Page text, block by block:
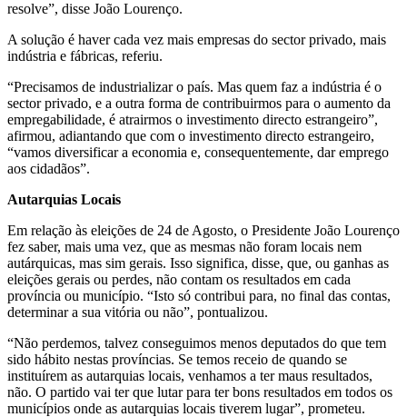
resolve”, disse João Lourenço.
A solução é haver cada vez mais empresas do sector privado, mais
indústria e fábricas, referiu.
“Precisamos de industrializar o país. Mas quem faz a indústria é o
sector privado, e a outra forma de contribuirmos para o aumento da
empregabilidade, é atrairmos o investimento directo estrangeiro”,
afirmou, adiantando que com o investimento directo estrangeiro,
“vamos diversificar a economia e, consequentemente, dar emprego
aos cidadãos”.
Autarquias Locais
Em relação às eleições de 24 de Agosto, o Presidente João Lourenço
fez saber, mais uma vez, que as mesmas não foram locais nem
autárquicas, mas sim gerais. Isso significa, disse, que, ou ganhas as
eleições gerais ou perdes, não contam os resultados em cada
província ou município. “Isto só contribui para, no final das contas,
determinar a sua vitória ou não”, pontualizou.
“Não perdemos, talvez conseguimos menos deputados do que tem
sido hábito nestas províncias. Se temos receio de quando se
instituírem as autarquias locais, venhamos a ter maus resultados,
não. O partido vai ter que lutar para ter bons resultados em todos os
municípios onde as autarquias locais tiverem lugar”, prometeu.